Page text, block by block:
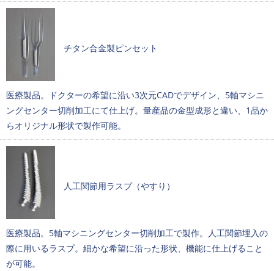
チタン合金製ピンセット
医療製品。ドクターの希望に沿い3次元CADでデザイン、5軸マシニ
ングセンター切削加工にて仕上げ。量産品の金型成形と違い、1品か
らオリジナル形状で製作可能。
人工関節用ラスプ（やすり）
医療製品。5軸マシニングセンター切削加工で製作。人工関節埋入の
際に用いるラスプ。細かな希望に沿った形状、機能に仕上げること
が可能。